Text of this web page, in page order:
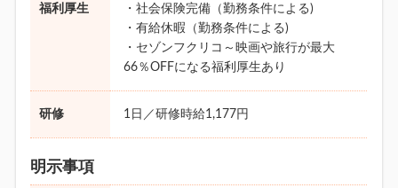
福利厚生
・社会保険完備（勤務条件による)
・有給休暇（勤務条件による)
・セゾンフクリコ～映画や旅行が最大
66％OFFになる福利厚生あり
研修 1日／研修時給1,177円
明示事項